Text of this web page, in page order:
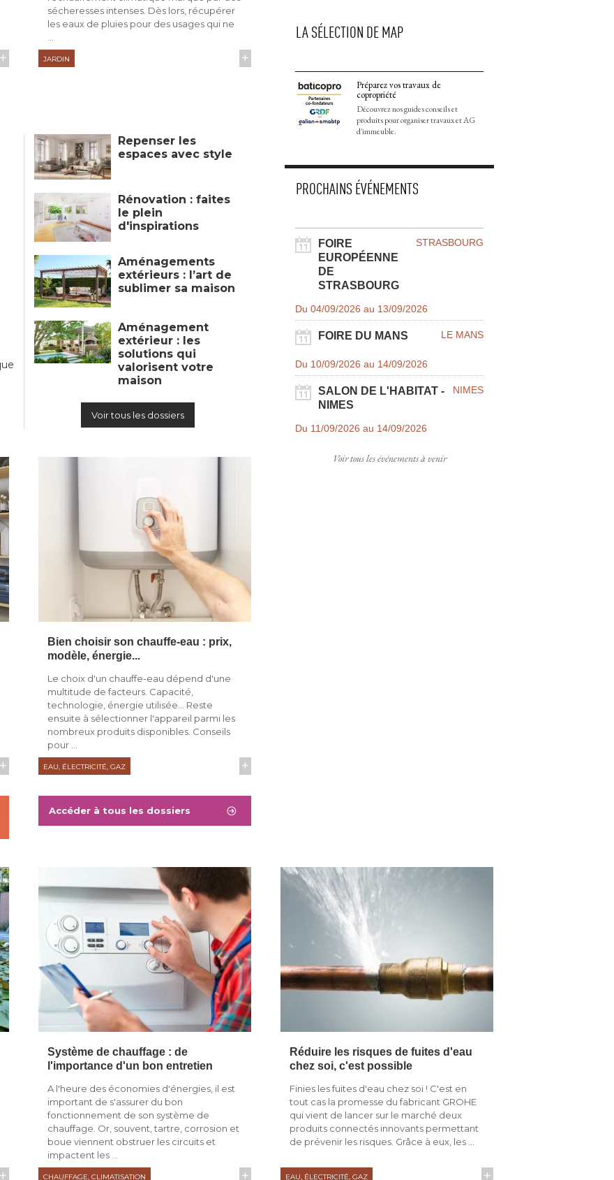
+
sécheresses intenses. Dès lors, récupérer
les eaux de pluies pour des usages qui ne
JARDIN +
Repenser les
espaces avec style
Rénovation : faites
le plein
d'inspirations
Aménagements
extérieurs : l’art de
sublimer sa maison
Aménagement
extérieur : les
solutions qui
valorisent votre
maison
Voir tous les dossiers
+
Bien choisir son chauffe-eau : prix,
modèle, énergie...
Le choix d'un chauffe-eau dépend d'une
multitude de facteurs. Capacité,
technologie, énergie utilisée... Reste
ensuite à sélectionner l'appareil parmi les
nombreux produits disponibles. Conseils
pour ...
EAU, ÉLECTRICITÉ, GAZ +
Accéder à tous les dossiers
LA SÉLECTION DE MAP
Préparez vos travaux de
copropriété
Découvrez nos guides conseils et
produits pour organiser travaux et AG
d'immeuble.
PROCHAINS ÉVÉNEMENTS
FOIRE
EUROPÉENNE
DE
STRASBOURG
STRASBOURG
Du 04/09/2026 au 13/09/2026
FOIRE DU MANS LE MANS
Du 10/09/2026 au 14/09/2026
SALON DE L'HABITAT -
NIMES
NIMES
Du 11/09/2026 au 14/09/2026
Voir tous les événements à venir
+
Système de chauffage : de
l'importance d'un bon entretien
A l'heure des économies d'énergies, il est
important de s'assurer du bon
fonctionnement de son système de
chauffage. Or, souvent, tartre, corrosion et
boue viennent obstruer les circuits et
impactent les ...
CHAUFFAGE, CLIMATISATION +
Réduire les risques de fuites d'eau
chez soi, c'est possible
Finies les fuites d'eau chez soi ! C'est en
tout cas la promesse du fabricant GROHE
qui vient de lancer sur le marché deux
produits connectés innovants permettant
de prévenir les risques. Grâce à eux, les ...
EAU, ÉLECTRICITÉ, GAZ +